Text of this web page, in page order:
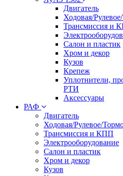
Двигатель
Ходовая/
Трансмиссия и
Салон и пластик
Хром и декор
Кузов
Крепеж
Уплотнители,
РТИ
Аксессуары
РАФ
Двигатель
Ходовая/Рулевое/
Трансмиссия и КПП
Электрооборудование
Салон и пластик
Хром и декор
Кузов